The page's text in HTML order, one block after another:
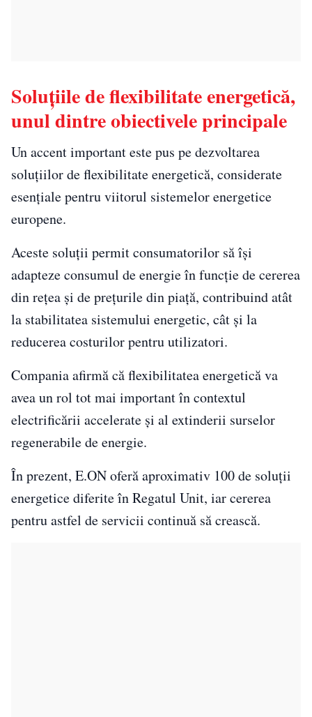
Soluțiile de flexibilitate energetică,
unul dintre obiectivele principale
Un accent important este pus pe dezvoltarea
soluțiilor de flexibilitate energetică, considerate
esențiale pentru viitorul sistemelor energetice
europene.
Aceste soluții permit consumatorilor să își
adapteze consumul de energie în funcție de cererea
din rețea și de prețurile din piață, contribuind atât
la stabilitatea sistemului energetic, cât și la
reducerea costurilor pentru utilizatori.
Compania afirmă că flexibilitatea energetică va
avea un rol tot mai important în contextul
electrificării accelerate și al extinderii surselor
regenerabile de energie.
În prezent, E.ON oferă aproximativ 100 de soluții
energetice diferite în Regatul Unit, iar cererea
pentru astfel de servicii continuă să crească.